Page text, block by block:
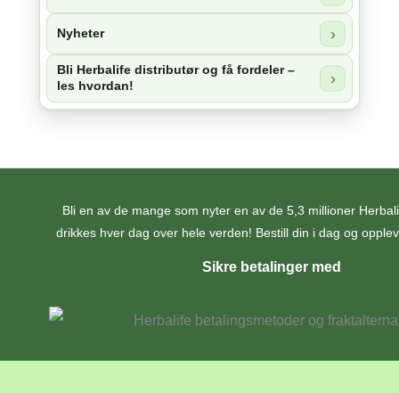
Nyheter
Bli Herbalife distributør og få fordeler –
les hvordan!
Bli en av de mange som nyter en av de 5,3 millioner
drikkes hver dag over hele verden! Bestill din i dag og
Sikre betalinger med